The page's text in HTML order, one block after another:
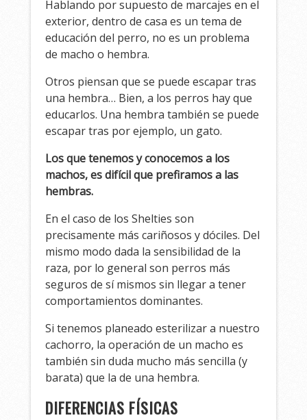
Hablando por supuesto de marcajes en el
exterior, dentro de casa es un tema de
educación del perro, no es un problema
de macho o hembra.
Otros piensan que se puede escapar tras
una hembra… Bien, a los perros hay que
educarlos. Una hembra también se puede
escapar tras por ejemplo, un gato.
Los que tenemos y conocemos a los
machos, es difícil que prefiramos a las
hembras.
En el caso de los Shelties son
precisamente más cariñosos y dóciles. Del
mismo modo dada la sensibilidad de la
raza, por lo general son perros más
seguros de sí mismos sin llegar a tener
comportamientos dominantes.
Si tenemos planeado esterilizar a nuestro
cachorro, la operación de un macho es
también sin duda mucho más sencilla (y
barata) que la de una hembra.
DIFERENCIAS FÍSICAS